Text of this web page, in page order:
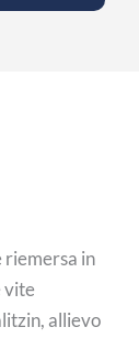
riemersa in
vite
allievo